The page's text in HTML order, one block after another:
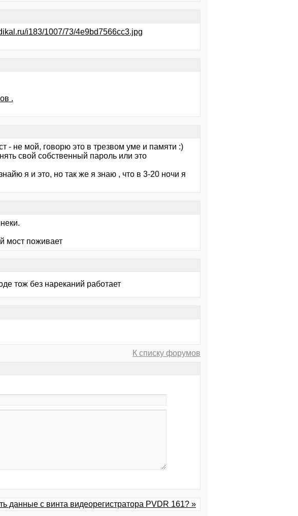
i183/1007/73/4e9bd7566cc3.jpg
.
- не мой, говорю это в трезвом уме и памяти :)
свой собственный пароль или это
я и это, но так же я знаю , что в 3-20 ночи я
мост поживает
тож без нареканий работает
К списку форумов
данные с винта видеорегистратора PVDR 161? »